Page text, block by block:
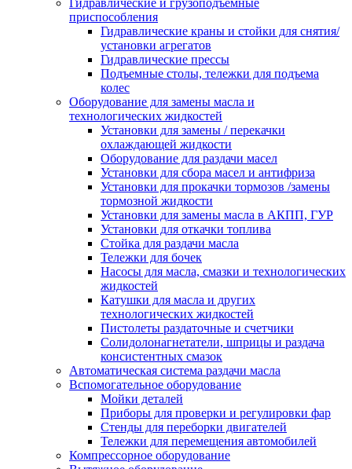
Гидравлические и грузоподъемные
приспособления
Гидравлические краны и стойки для снятия/
установки агрегатов
Гидравлические прессы
Подъемные столы, тележки для подъема
колес
Оборудование для замены масла и
технологических жидкостей
Установки для замены / перекачки
охлаждающей жидкости
Оборудование для раздачи масел
Установки для сбора масел и антифриза
Установки для прокачки тормозов /замены
тормозной жидкости
Установки для замены масла в АКПП, ГУР
Установки для откачки топлива
Стойка для раздачи масла
Тележки для бочек
Насосы для масла, смазки и технологических
жидкостей
Катушки для масла и других
технологических жидкостей
Пистолеты раздаточные и счетчики
Солидолонагнетатели, шприцы и раздача
консистентных смазок
Автоматическая система раздачи масла
Вспомогательное оборудование
Мойки деталей
Приборы для проверки и регулировки фар
Стенды для переборки двигателей
Тележки для перемещения автомобилей
Компрессорное оборудование